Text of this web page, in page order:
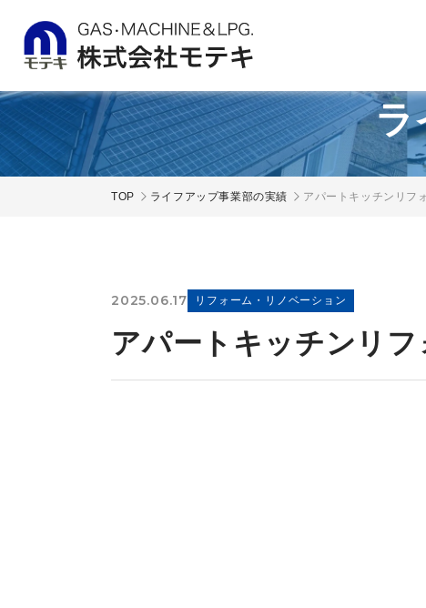
ラ
TOP ライフアップ事業部の実績 アパートキッチンリフ
2025.06.17 リフォーム・リノベーション
アパートキッチンリフ